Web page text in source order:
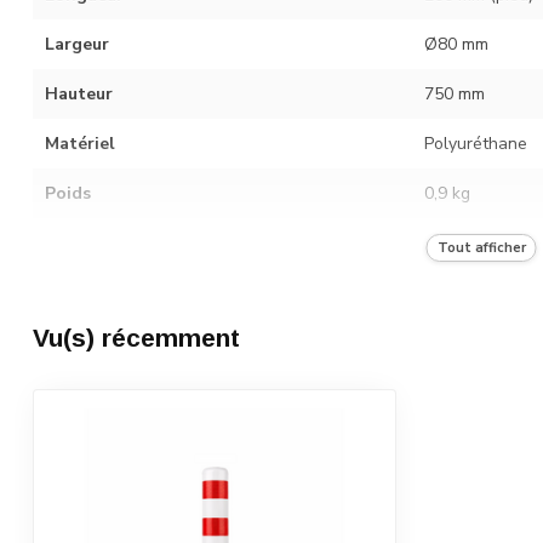
Largeur Ø80 mm
Hauteur 750 mm
Matériel Polyuréthane
Poids 0,9 kg
Classe 2
Nombre dans l'unité d'emballage
Tout afficher
Vu(s) récemment